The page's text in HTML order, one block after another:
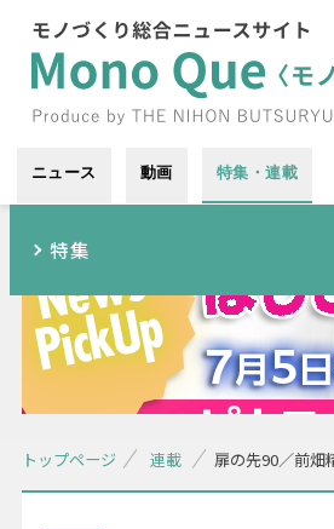
ニュース 動画 特集・連載
特集
トップページ 連載 扉の先90／前畑